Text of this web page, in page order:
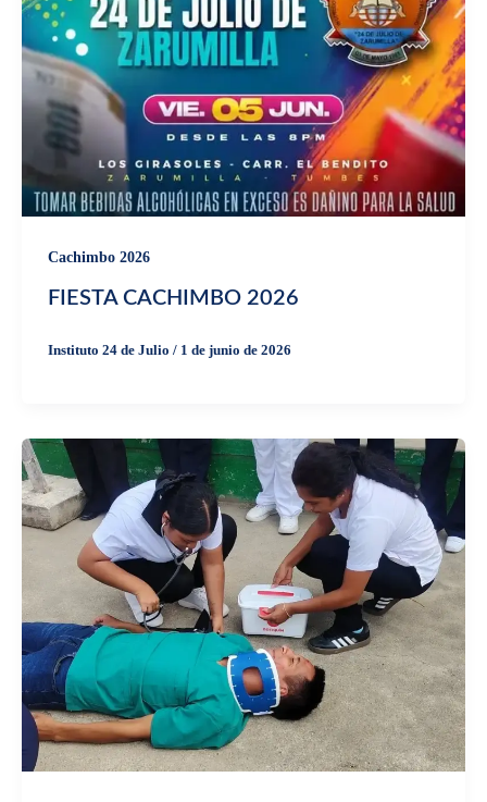
Cachimbo 2026
FIESTA CACHIMBO 2026
Instituto 24 de Julio / 1 de junio de 2026